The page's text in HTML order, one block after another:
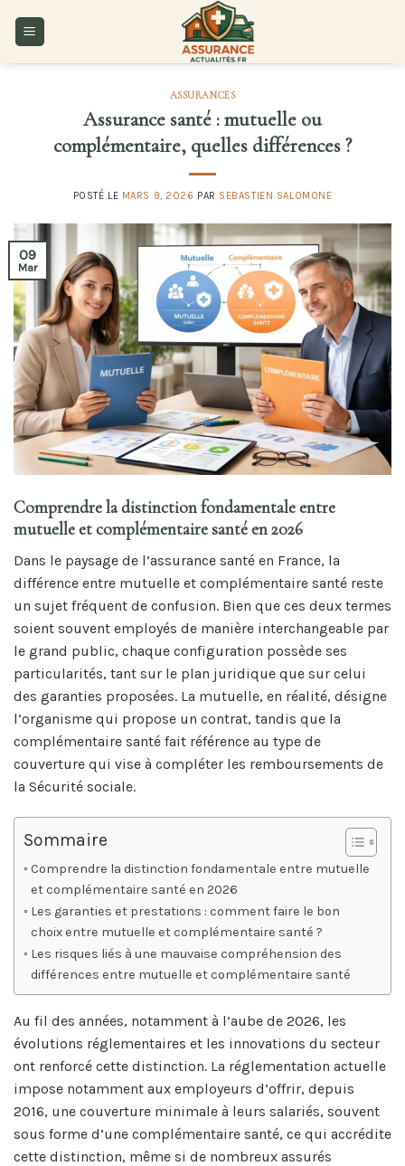
ASSURANCES
Assurance santé : mutuelle ou
complémentaire, quelles différences ?
POSTÉ LE MARS 9, 2026 PAR SEBASTIEN SALOMONE
09
Mar
Comprendre la distinction fondamentale entre
mutuelle et complémentaire santé en 2026
Dans le paysage de l’assurance santé en France, la
différence entre mutuelle et complémentaire santé reste
un sujet fréquent de confusion. Bien que ces deux termes
soient souvent employés de manière interchangeable par
le grand public, chaque configuration possède ses
particularités, tant sur le plan juridique que sur celui
des garanties proposées. La mutuelle, en réalité, désigne
l’organisme qui propose un contrat, tandis que la
complémentaire santé fait référence au type de
couverture qui vise à compléter les remboursements de
la Sécurité sociale.
Sommaire
Comprendre la distinction fondamentale entre mutuelle
et complémentaire santé en 2026
Les garanties et prestations : comment faire le bon
choix entre mutuelle et complémentaire santé ?
Les risques liés à une mauvaise compréhension des
différences entre mutuelle et complémentaire santé
Au fil des années, notamment à l’aube de 2026, les
évolutions réglementaires et les innovations du secteur
ont renforcé cette distinction. La réglementation actuelle
impose notamment aux employeurs d’offrir, depuis
2016, une couverture minimale à leurs salariés, souvent
sous forme d’une complémentaire santé, ce qui accrédite
cette distinction, même si de nombreux assurés